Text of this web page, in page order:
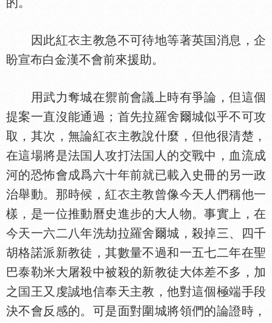
因此紅 主教急不可待地等著英
消息，企
盼宣布白金漢不會前來援助。
用武力奪城在禦前會議上時有爭論，但這個
提案一直沒能通過；首先拉羅舍爾城似乎不可攻
取，其次，無論紅
主教說什麼，但他很清楚，
在這場將是法
人攻打法
人的交戰中，血流成
河的恐怖會成爲六十年前就已載入史冊的另一政
治舉動。那時候，紅
主教曾像今天人們稱他一
樣，是一位推動曆史進步的大人物。事實上，在
今天一六二八年洗劫拉羅舍爾城，殺掉三、四千
胡格諾派新教徒，其數量不過和一五七二年在聖
巴泰勒米大屠殺中被殺的新教徒大
差不多，加
之
王又虔誠地信奉天主教，他對這個極端手段
決不會反感的。可是面對圍城將領們的論證時，